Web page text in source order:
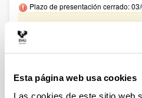
Esta página web usa cookies
Plazo de presentación cerrado:
Se ha publicado la propuesta de
PIFG22/46: “Microtecnología
Plazo de presentación cerrado: